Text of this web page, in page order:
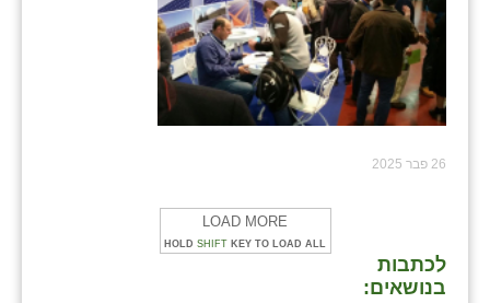
26 פבר 2025
LOAD MORE
HOLD SHIFT KEY TO LOAD ALL
לכתבות
בנושאים: